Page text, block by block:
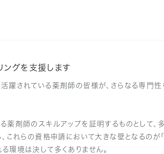
グを支援します
躍されている薬剤師の皆様が、さらなる専門性
薬剤師のスキルアップを証明するものとして、
これらの資格申請において大きな壁となるの
環境は決して多くありません。